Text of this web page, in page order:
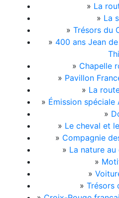
» La
» La
» Trésors du
» 400 ans Jean
» Chapelle
» Pavillon
» La
» Émission
»
» Le cheval et
» Compagnie
» La nature
»
»
» Trésors